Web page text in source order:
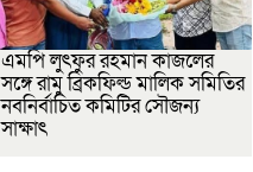
এমপি লুৎফুর রহমান কাজলের
সঙ্গে রামু ব্রিকফিল্ড মালিক সমিতির
নবনির্বাচিত কমিটির সৌজন্য
সাক্ষাৎ